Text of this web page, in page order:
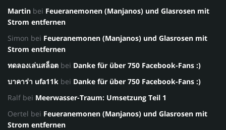
Martin bei Feueranemonen (Manjanos) und Glasrosen mit
Strom entfernen
Simon bei Feueranemonen (Manjanos) und Glasrosen mit
Strom entfernen
ทดลองเล่นสล็อต bei Danke für über 750 Facebook-Fans :)
บาคาร่า ufa11k bei Danke für über 750 Facebook-Fans :)
Ralf bei Meerwasser-Traum: Umsetzung Teil 1
Oertel bei Feueranemonen (Manjanos) und Glasrosen mit
Strom entfernen